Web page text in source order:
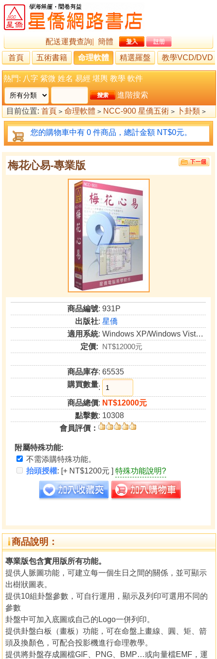
配送運費查詢
簡體
首頁
五術書籍 命理軟體 精選羅盤 教學VCD/DVD
熱門: 八字 紫微 姓名 易經 堪輿 教學 軟件
進階搜索
目前位置: 首頁 > 命理軟體 > NCC-900 星僑五術 > 卜卦類 >
梅花心易 >梅花心易-專業版
您的購物車中有 0 件商品，總計金額 NT$0元。
梅花心易-專業版
商品編號: 931P
出版社:星僑
適用系統: Windows XP/Windows Vista/Windows 7/Windows 8(非RT版)/Windows 10
定價: NT$12000元
商品庫存: 65535
購買數量:
商品總價: NT$12000元
點擊數: 10308
會員評價：
附屬特殊功能:
不需添購特殊功能。
抬頭授權: [+ NT$1200元 ] 特殊功能說明?
商品說明：
專業版包含實用版所有功能。
提供人脈圖功能，可建立每一個生日之間的關係，並可顯示
出樹狀圖表。
提供10組卦盤參數，可自行運用，顯示及列印可選用不同的
參數
卦盤中可加入底圖或自己的Logo一併列印。
提供卦盤白板（畫板）功能，可在命盤上畫線、圓、矩、箭
頭及換顏色，可配合投影機進行命理教學。
提供將卦盤存成圖檔GIF、PNG、BMP…或向量檔EMF，運